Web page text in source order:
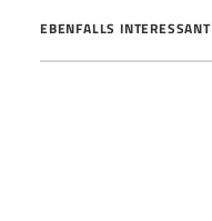
EBENFALLS INTERESSANT